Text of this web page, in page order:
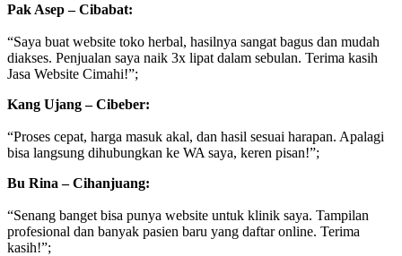
Pak Asep – Cibabat:
“Saya buat website toko herbal, hasilnya sangat bagus dan mudah
diakses. Penjualan saya naik 3x lipat dalam sebulan. Terima kasih
Jasa Website Cimahi!”;
Kang Ujang – Cibeber:
“Proses cepat, harga masuk akal, dan hasil sesuai harapan. Apalagi
bisa langsung dihubungkan ke WA saya, keren pisan!”;
Bu Rina – Cihanjuang:
“Senang banget bisa punya website untuk klinik saya. Tampilan
profesional dan banyak pasien baru yang daftar online. Terima
kasih!”;